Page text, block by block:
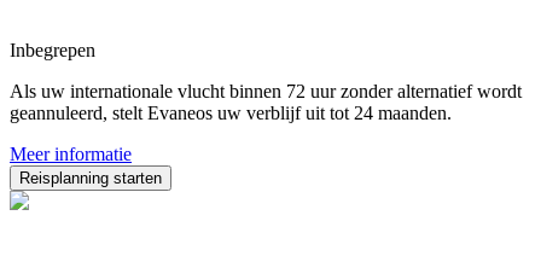
Inbegrepen
Als uw internationale vlucht binnen 72 uur zonder alternatief wordt
geannuleerd, stelt Evaneos uw verblijf uit tot 24 maanden.
Meer informatie
Reisplanning starten